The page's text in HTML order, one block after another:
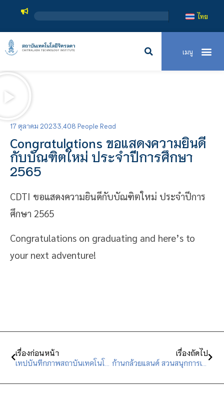
ไทย
17 ตุลาคม 20233,408 People Read
Congratulations ขอแสดงความยินดี
กับบัณฑิตใหม่ ประจำปีการศึกษา
2565
CDTI ขอแสดงความยินดีกับบัณฑิตใหม่ ประจำปีการ
ศึกษา 2565
Congratulations on graduating and here’s to
your next adventure!
เรื่องก่อนหน้า เรื่องถัดไป
ก้านกล้วยแลนด์ สวนสนุกการเรียนรู้แห่งใหม่ ห้ามพลาดสำหรับเด็กๆและครอบครัว